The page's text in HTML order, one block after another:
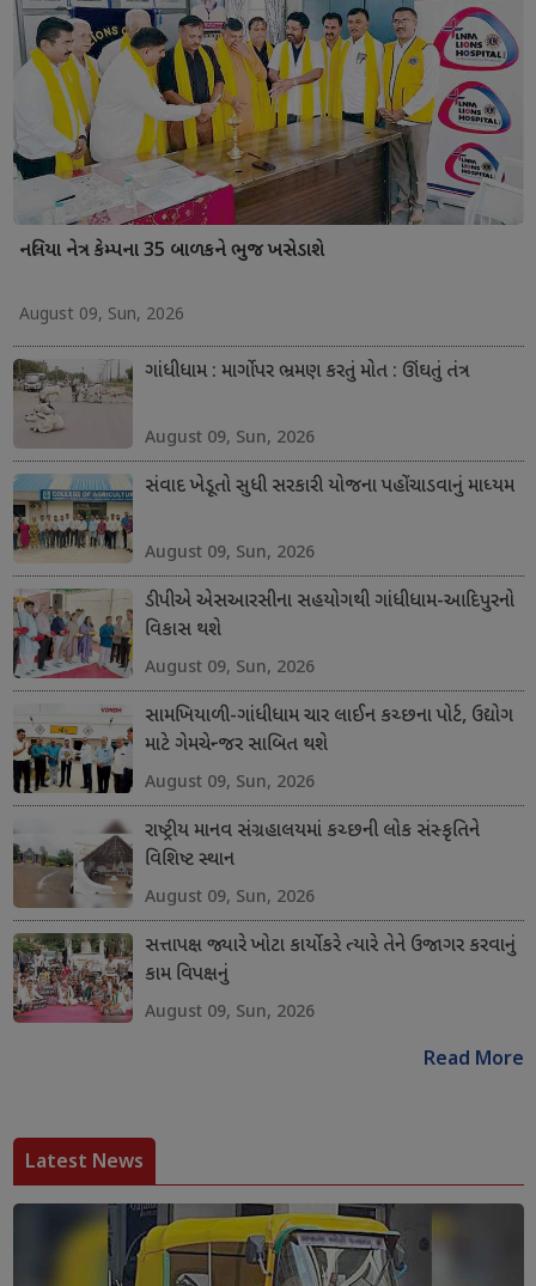
નલિયા નેત્ર કેમ્પના 35 બાળકને ભુજ ખસેડાશે
August 09, Sun, 2026
ગાંધીધામ : માર્ગો પર ભ્રમણ કરતું મોત : ઊંઘતું તંત્ર
August 09, Sun, 2026
સંવાદ ખેડૂતો સુધી સરકારી યોજના પહોંચાડવાનું માધ્યમ
August 09, Sun, 2026
ડીપીએ એસઆરસીના સહયોગથી ગાંધીધામ-આદિપુરનો
વિકાસ થશે
August 09, Sun, 2026
સામખિયાળી-ગાંધીધામ ચાર લાઈન કચ્છના પોર્ટ, ઉદ્યોગ
માટે ગેમચેન્જર સાબિત થશે
August 09, Sun, 2026
રાષ્ટ્રીય માનવ સંગ્રહાલયમાં કચ્છની લોક સંસ્કૃતિને
વિશિષ્ટ સ્થાન
August 09, Sun, 2026
સત્તાપક્ષ જ્યારે ખોટા કાર્યો કરે ત્યારે તેને ઉજાગર કરવાનું
કામ વિપક્ષનું
August 09, Sun, 2026
Read More
Latest News